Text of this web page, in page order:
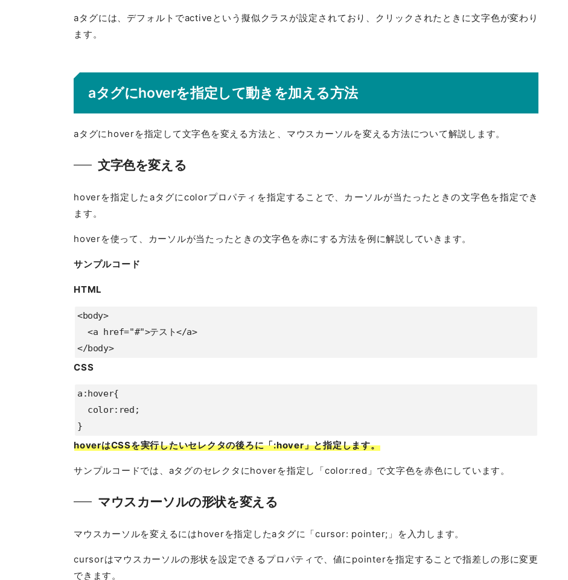
aタグには、デフォルトでactiveという擬似クラスが設定されており、クリックされたときに文字色が変わり
ます。
aタグにhoverを指定して動きを加える方法
aタグにhoverを指定して文字色を変える方法と、マウスカーソルを変える方法について解説します。
文字色を変える
hoverを指定したaタグにcolorプロパティを指定することで、カーソルが当たったときの文字色を指定でき
ます。
hoverを使って、カーソルが当たったときの文字色を赤にする方法を例に解説していきます。
サンプルコード
HTML
<body>
  <a href="#">テスト</a>
</body>
CSS
a:hover{
}
hoverはCSSを実行したいセレクタの後ろに「:hover」と指定します。
サンプルコードでは、aタグのセレクタにhoverを指定し「color:red」で文字色を赤色にしています。
マウスカーソルの形状を変える
マウスカーソルを変えるにはhoverを指定したaタグに「cursor: pointer;」を入力します。
cursorはマウスカーソルの形状を設定できるプロパティで、値にpointerを指定することで指差しの形に変更
できます。